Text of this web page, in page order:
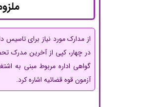
از مدارک مورد نیاز برای تاسیس
در چهار، کپی از آخرین مدرک
گواهی اداره مربوط مبنی به
آزمون قوه قضائیه اشاره کرد.